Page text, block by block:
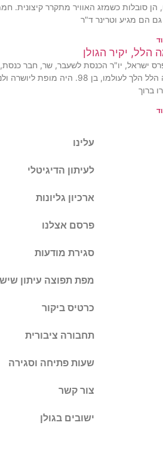
הן סובלות כשמזג האוויר מתקרר קיצונית.
הם מגיע וטרינר ד"ר
הלל, יקיר הגולן
ישראל, יו"ר הכנסת לשעבר, שר, חבר כנסת,
שלמה הלל הלך לעולמו, בן 98. היה מופת
ברוך
עלינו
לעיתון הדיגיטלי
ארכיון גליונות
פרסם אצלנו
סגירת מודעות
מפת תפוצה עיתון
כרטיס ביקור
תחבורה ציבורית
שעות פתיחה וסגירה
צור קשר
ישובים בגולן